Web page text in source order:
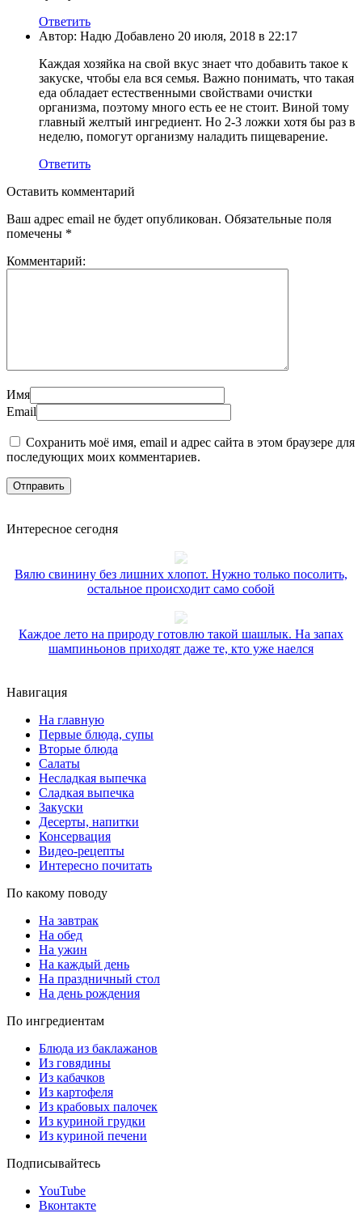
Ответить
Автор: Надю Добавлено 20 июля, 2018 в 22:17
Каждая хозяйка на свой вкус знает что добавить такое к
закуске, чтобы ела вся семья. Важно понимать, что такая
еда обладает естественными свойствами очистки
организма, поэтому много есть ее не стоит. Виной тому
главный желтый ингредиент. Но 2-3 ложки хотя бы раз в
неделю, помогут организму наладить пищеварение.
Ответить
Оставить комментарий
Ваш адрес email не будет опубликован. Обязательные поля
помечены *
Комментарий:
Имя
Email
Сохранить моё имя, email и адрес сайта в этом браузере для
последующих моих комментариев.
Интересное сегодня
Вялю свинину без лишних хлопот. Нужно только посолить,
остальное происходит само собой
Каждое лето на природу готовлю такой шашлык. На запах
шампиньонов приходят даже те, кто уже наелся
Навигация
На главную
Первые блюда, супы
Вторые блюда
Салаты
Несладкая выпечка
Сладкая выпечка
Закуски
Десерты, напитки
Консервация
Видео-рецепты
Интересно почитать
По какому поводу
На завтрак
На обед
На ужин
На каждый день
На праздничный стол
На день рождения
По ингредиентам
Блюда из баклажанов
Из говядины
Из кабачков
Из картофеля
Из крабовых палочек
Из куриной грудки
Из куриной печени
Подписывайтесь
YouTube
Вконтакте